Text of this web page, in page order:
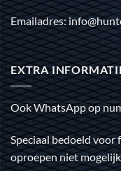
Emailadres:
EXTRA
Ook WhatsApp op
Speciaal bedoeld voor
oproepen niet